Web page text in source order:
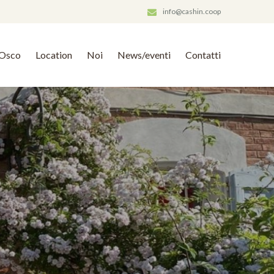
info@cashin.coop
Location Noi News/eventi Contatti